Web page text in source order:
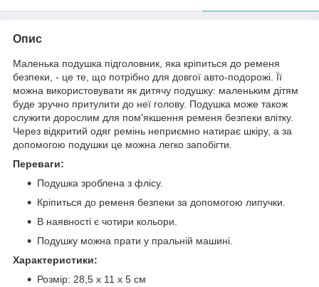
Опис
Маленька подушка підголовник, яка кріпиться до ременя
безпеки, - це те, що потрібно для довгої авто-подорожі. Її
можна використовувати як дитячу подушку: маленьким дітям
буде зручно притулити до неї голову. Подушка може також
служити дорослим для пом'якшення ременя безпеки влітку.
Через відкритий одяг ремінь неприємно натирає шкіру, а за
допомогою подушки це можна легко запобігти.
Переваги:
Подушка зроблена з флісу.
Кріпиться до ременя безпеки за допомогою липучки.
В наявності є чотири кольори.
Подушку можна прати у пральній машині.
Характеристики:
Розмір: 28,5 х 11 х 5 см